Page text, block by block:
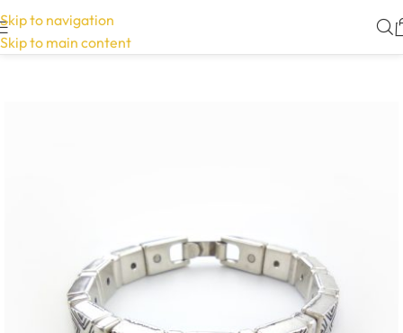
Skip to navigation
Skip to main content